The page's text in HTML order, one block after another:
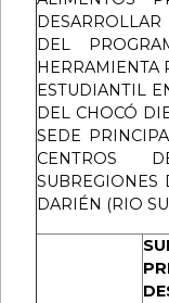
DEL
HERRAMIENTA
ESTUDIANTIL
DEL CHOCÓ
SEDE
CENTROS
SUBREGIONES
DARIÉN (RIO